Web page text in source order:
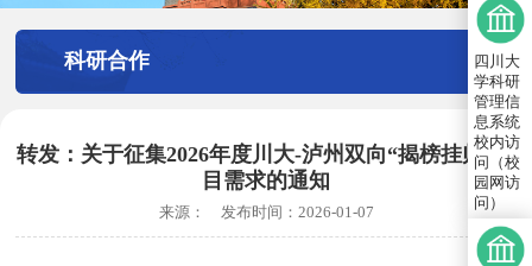
科研合作
转发：关于征集2026年度川大-泸州双向“揭榜挂帅”项
目需求的通知
来源： 发布时间： 2026-01-07
四川大
学科研
管理信
息系统
校内访
问（校
园网访
问）